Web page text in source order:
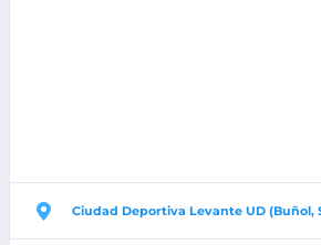
Ciudad Deportiva Levante UD (Buñol,